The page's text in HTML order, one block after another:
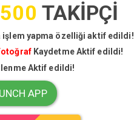
TAKİPÇİ
işlem yapma özelliği aktif edildi!
Kaydetme Aktif edildi!
Aktif edildi!
APP